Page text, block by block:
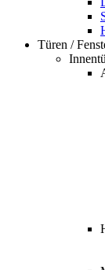
Türen /